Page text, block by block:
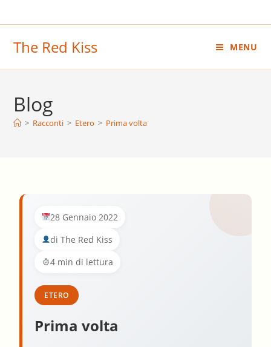
al
The Red Kiss MENU
Blog
> Racconti > Etero > Prima volta
28 Gennaio 2022
di The Red Kiss
4 min di lettura
ETERO
Prima volta